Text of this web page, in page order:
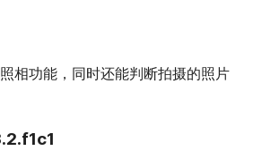
相功能，同时还能判断拍摄的照片